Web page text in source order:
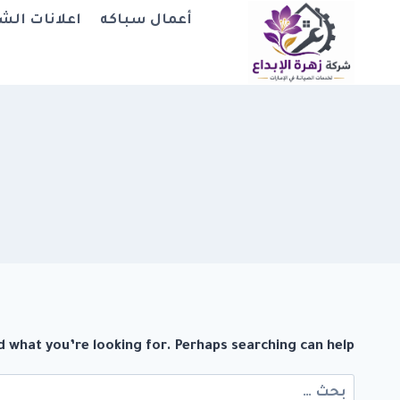
المحتوى
أعمال سباكه اعلانات
what you’re looking for. Perhaps searching can help.
البحث